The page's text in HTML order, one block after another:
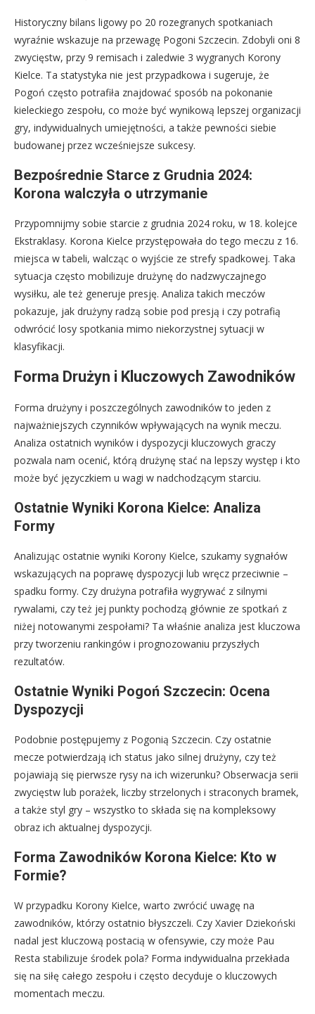
Historyczny bilans ligowy po 20 rozegranych spotkaniach
wyraźnie wskazuje na przewagę Pogoni Szczecin. Zdobyli oni 8
zwycięstw, przy 9 remisach i zaledwie 3 wygranych Korony
Kielce. Ta statystyka nie jest przypadkowa i sugeruje, że
Pogoń często potrafiła znajdować sposób na pokonanie
kieleckiego zespołu, co może być wynikową lepszej organizacji
gry, indywidualnych umiejętności, a także pewności siebie
budowanej przez wcześniejsze sukcesy.
Bezpośrednie Starce z Grudnia 2024:
Korona walczyła o utrzymanie
Przypomnijmy sobie starcie z grudnia 2024 roku, w 18. kolejce
Ekstraklasy. Korona Kielce przystępowała do tego meczu z 16.
miejsca w tabeli, walcząc o wyjście ze strefy spadkowej. Taka
sytuacja często mobilizuje drużynę do nadzwyczajnego
wysiłku, ale też generuje presję. Analiza takich meczów
pokazuje, jak drużyny radzą sobie pod presją i czy potrafią
odwrócić losy spotkania mimo niekorzystnej sytuacji w
klasyfikacji.
Forma Drużyn i Kluczowych Zawodników
Forma drużyny i poszczególnych zawodników to jeden z
najważniejszych czynników wpływających na wynik meczu.
Analiza ostatnich wyników i dyspozycji kluczowych graczy
pozwala nam ocenić, którą drużynę stać na lepszy występ i kto
może być języczkiem u wagi w nadchodzącym starciu.
Ostatnie Wyniki Korona Kielce: Analiza
Formy
Analizując ostatnie wyniki Korony Kielce, szukamy sygnałów
wskazujących na poprawę dyspozycji lub wręcz przeciwnie –
spadku formy. Czy drużyna potrafiła wygrywać z silnymi
rywalami, czy też jej punkty pochodzą głównie ze spotkań z
niżej notowanymi zespołami? Ta właśnie analiza jest kluczowa
przy tworzeniu rankingów i prognozowaniu przyszłych
rezultatów.
Ostatnie Wyniki Pogoń Szczecin: Ocena
Dyspozycji
Podobnie postępujemy z Pogonią Szczecin. Czy ostatnie
mecze potwierdzają ich status jako silnej drużyny, czy też
pojawiają się pierwsze rysy na ich wizerunku? Obserwacja serii
zwycięstw lub porażek, liczby strzelonych i straconych bramek,
a także styl gry – wszystko to składa się na kompleksowy
obraz ich aktualnej dyspozycji.
Forma Zawodników Korona Kielce: Kto w
Formie?
W przypadku Korony Kielce, warto zwrócić uwagę na
zawodników, którzy ostatnio błyszczeli. Czy Xavier Dziekoński
nadal jest kluczową postacią w ofensywie, czy może Pau
Resta stabilizuje środek pola? Forma indywidualna przekłada
się na siłę całego zespołu i często decyduje o kluczowych
momentach meczu.